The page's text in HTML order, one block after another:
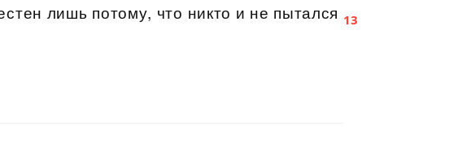
лишь потому, что никто и не пытался 13